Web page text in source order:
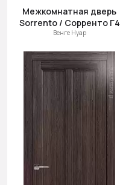
Межкомнатная дверь
Sorrento / Сорренто Г4
Венге Нуар